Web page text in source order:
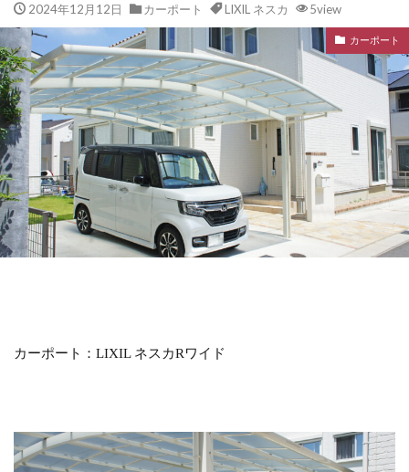
2024年12月12日 カーポート LIXIL ネスカ 5view
カーポート
カーポート：LIXIL ネスカRワイド
Dea'sGarden カンナミニ
Dea'sGarden スタッコU
Dea'sGarden ディーズシェッド カンナ
Dea'sGarden プロバンス
Dea'sGarden ポーチ
ECOMOC エコモックフェンス
Kターフ
LIXIL アーキフィールド
LIXIL アーキフラン
LIXIL アクシィ1型
LIXIL アクシィ2型
LIXIL アメリカンフェンス
LIXIL アルファベットサイン
LIXIL アルメッシュフェンス
LIXIL エススライド
LIXIL ガーデンルームGF
LIXIL ココマ
LIXIL サイモン
LIXIL サニージュ